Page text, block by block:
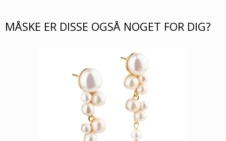
MÅSKE ER DISSE OGSÅ NOGET FOR DIG?